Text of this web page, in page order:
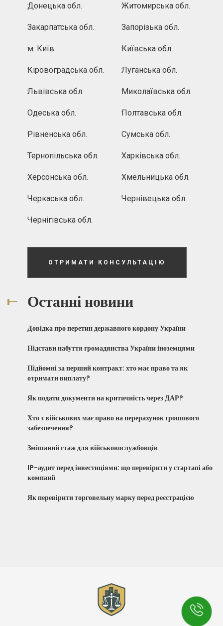
Донецька обл. Житомирська обл.
Закарпатська обл. Запорізька обл.
м. Київ Київська обл.
Кіровоградська обл. Луганська обл.
Львівська обл. Миколаївська обл.
Одеська обл. Полтавська обл.
Рівненська обл. Сумська обл.
Тернопільська обл. Харківська обл.
Херсонська обл. Хмельницька обл.
Черкаська обл. Чернівецька обл.
Чернігівська обл.
ОТРИМАТИ КОНСУЛЬТАЦІЮ
Останні новини
Довідка про перетин державного кордону України
Підстави набуття громадянства України іноземцями
Підйомні за перший контракт: хто має право та як
отримати виплату?
Як подати документи на критичність через ДАР?
Хто з військових має право на перерахунок грошового
забезпечення?
Змішаний стаж для військовослужбовців
IP-аудит перед інвестиціями: що перевірити у стартапі або
компанії
Як перевірити торговельну марку перед реєстрацією